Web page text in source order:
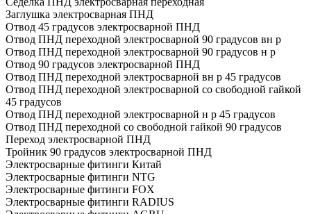
Заглушка электросварная ПНД
Отвод 45 градусов электросварной ПНД
Отвод ПНД переходной электросварной 90 градусов вн р
Отвод ПНД переходной электросварной 90 градусов н р
Отвод 90 градусов электросварной ПНД
Отвод ПНД переходной электросварной вн р 45 градусов
Отвод ПНД переходной электросварной со свободной гайкой
45 градусов
Отвод ПНД переходной электросварной н р 45 градусов
Отвод ПНД переходной со свободной гайкой 90 градусов
Переход электросварной ПНД
Тройник 90 градусов электросварной ПНД
Электросварные фитинги Китай
Электросварные фитинги NTG
Электросварные фитинги FOX
Электросварные фитинги RADIUS